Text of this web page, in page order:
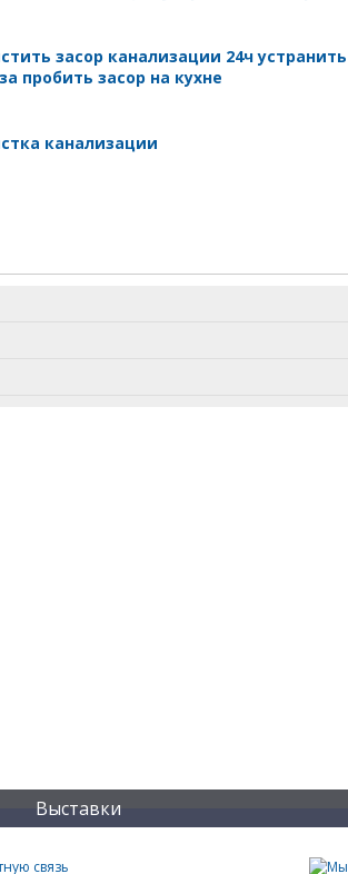
засор канализации 24ч
пробить засор на кухне
канализации
Выставки
связь